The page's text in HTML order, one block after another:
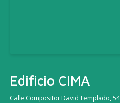
Edificio CIMA
Calle Compositor David Templado, 54